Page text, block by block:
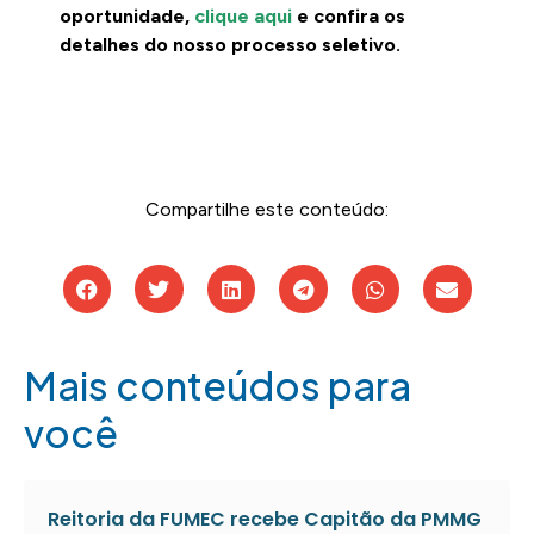
oportunidade, clique aqui e confira os
detalhes do nosso processo seletivo.
Compartilhe este conteúdo:
Mais conteúdos para
você
Reitoria da FUMEC recebe Capitão da PMMG